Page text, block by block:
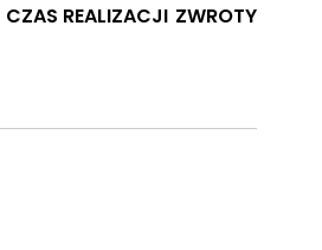
CZAS REALIZACJI ZWROTY